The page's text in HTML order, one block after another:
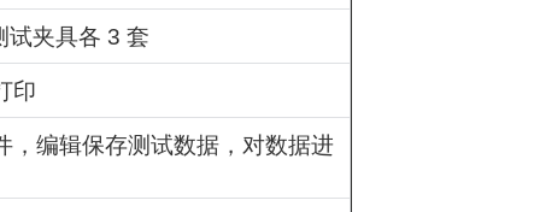
试夹具各 3 套
印
，编辑保存测试数据，对数据进